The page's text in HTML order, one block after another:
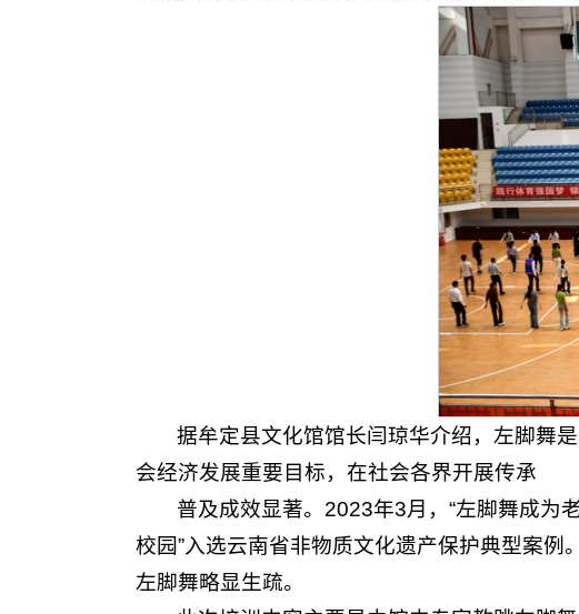
据牟定县文化馆馆长闫琼华介绍，左脚舞
会经济发展重要目标，在社会各界开展传承
普及成效显著。2023年3月，“左脚舞成为
校园”入选云南省非物质文化遗产保护典型案例
左脚舞略显生疏。